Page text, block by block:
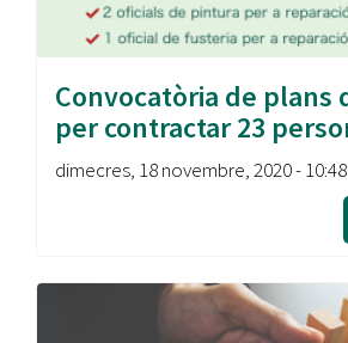
Convocatòria de plans
per contractar 23
dimecres, 18 novembre, 2020 - 10:48